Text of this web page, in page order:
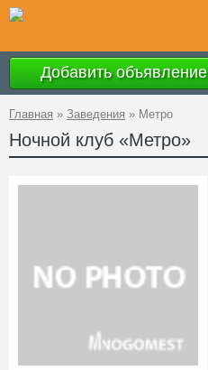
Добавить объявление
Главная » Заведения » Метро
Ночной клуб «Метро»